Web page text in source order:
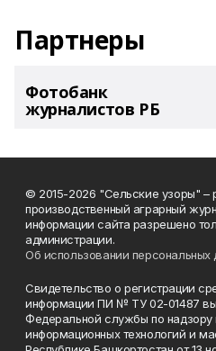
Партнеры
Фотобанк
журналистов РБ
© 2015-2026 "Сельские узоры" –
производственный аграрный
информации сайта разрешено
администрации.
Об использовании персональных
Свидетельство о регистрации
информации ПИ № ТУ 02-01487
Федеральной службы по надзору
информационных технологий и